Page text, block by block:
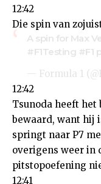
12:42
Die spin van
A spin for Max
#F1Testing #F1
— Formula 1
12:42
Tsunoda heeft het
bewaard, want hij
springt naar P7
overigens weer in
pitstopoefening
12:41